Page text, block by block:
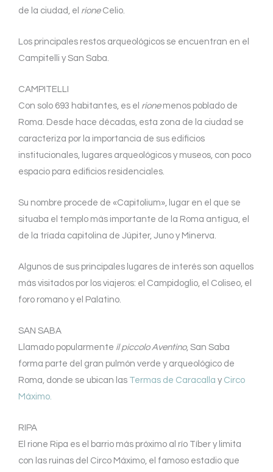
de la ciudad, el rioneCelio.
Los principales restos arqueológicos se encuentran en el
Campitelli y San Saba.
CAMPITELLI
Con solo 693 habitantes, es el rionemenos poblado de
Roma. Desde hace décadas, esta zona de la ciudad se
caracteriza por la importancia de sus edificios
institucionales, lugares arqueológicos y museos, con poco
espacio para edificios residenciales.
Su nombre procede de «Capitolium», lugar en el que se
situaba el templo más importante de la Roma antigua, el
de la tríada capitolina de Júpiter, Juno y Minerva.
Algunos de sus principales lugares de interés son aquellos
más visitados por los viajeros: el Campidoglio, el Coliseo, el
foro romano y el Palatino.
SAN SABA
Llamado popularmente il piccolo Aventino, San Saba
forma parte del gran pulmón verde y arqueológico de
Roma, donde se ubican las Termas de Caracalla y Circo
Máximo.
RIPA
El rione Ripa es el barrio más próximo al río Tíber y limita
con las ruinas del Circo Máximo, el famoso estadio que